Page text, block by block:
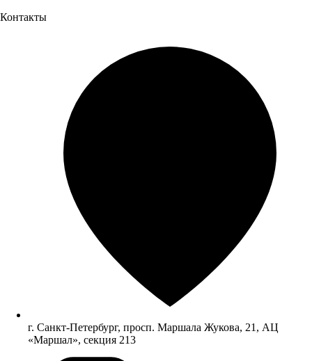
Контакты
г. Санкт-Петербург, просп. Маршала Жукова, 21, АЦ
«Маршал», секция 213